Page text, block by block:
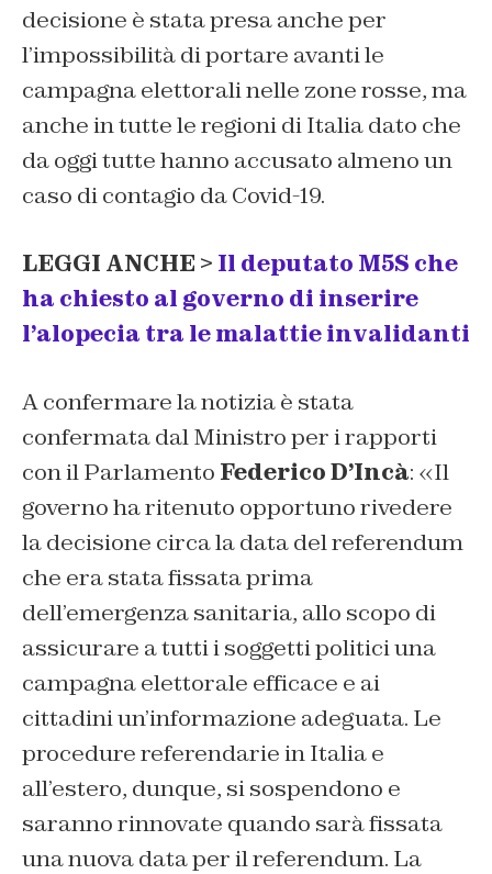
decisione è stata presa anche per
l’impossibilità di portare avanti le
campagna elettorali nelle zone rosse, ma
anche in tutte le regioni di Italia dato che
da oggi tutte hanno accusato almeno un
caso di contagio da Covid-19.
LEGGI ANCHE > Il deputato M5S che
ha chiesto al governo di inserire
l’alopecia tra le malattie invalidanti
A confermare la notizia è stata
confermata dal Ministro per i rapporti
con il Parlamento Federico D’Incà: «Il
governo ha ritenuto opportuno rivedere
la decisione circa la data del referendum
che era stata fissata prima
dell’emergenza sanitaria, allo scopo di
assicurare a tutti i soggetti politici una
campagna elettorale efficace e ai
cittadini un’informazione adeguata. Le
procedure referendarie in Italia e
all’estero, dunque, si sospendono e
saranno rinnovate quando sarà fissata
una nuova data per il referendum. La